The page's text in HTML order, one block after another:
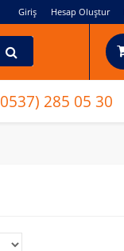
Giriş Hesap Oluştur
0537) 285 05 30